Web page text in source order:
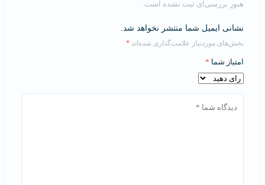
هنوز بررسی‌ای ثبت نشده است.
نشانی ایمیل شما منتشر نخواهد شد.
بخش‌های موردنیاز علامت‌گذاری شده‌اند *
امتیاز شما *